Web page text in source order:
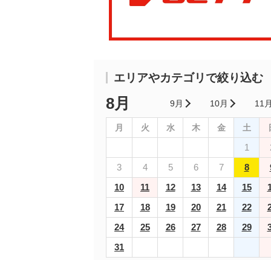
エリアやカテゴリで絞り込む
8月 9月 10月 11
月 火 水 木 金 土
1
3
4 5 6 7 8
10
11 12 13 14 15
17
18 19 20 21 22
24
25 26 27 28 29
31